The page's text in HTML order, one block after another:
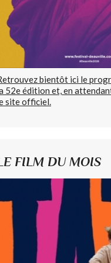
bientôt ici le
52e édition et, en
site officiel.
FILM DU MOIS